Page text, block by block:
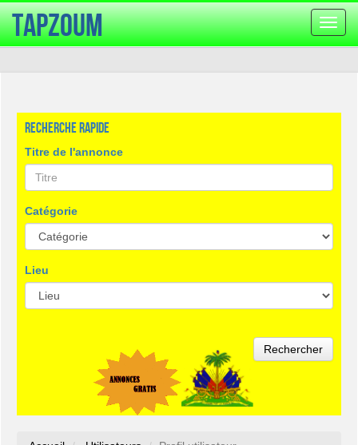
la
TapZoum
Recherche rapide
Titre de l'annonce
Catégorie
Lieu
Rechercher